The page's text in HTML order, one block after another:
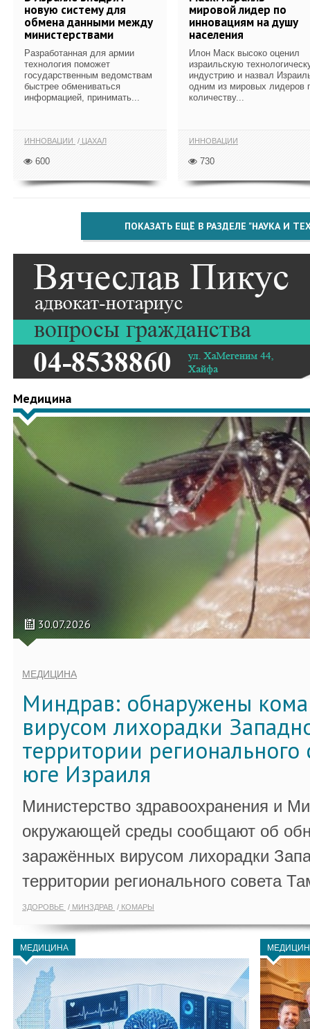
новую систему для
обмена данными между
министерствами
Разработанная для армии
технология поможет
государственным ведомствам
быстрее обмениваться
информацией, принимать...
ИННОВАЦИИ ЦАХАЛ
600
мировой лидер по
инновациям на душу
населения
Илон Маск высоко оценил
израильскую
индустрию и назвал
одним из мировых лидеров
количеству...
ИННОВАЦИИ
730
ПОКАЗАТЬ ЕЩЁ В РАЗДЕЛЕ "НАУКА И
Медицина
30.07.2026
МЕДИЦИНА
Миндрав: обнаружены
вирусом лихорадки
территории регионального
юге Израиля
Министерство здравоохранения и
окружающей среды сообщают об
заражённых вирусом лихорадки
территории регионального совета
ЗДОРОВЬЕ МИНЗДРАВ КОМАРЫ
МЕДИЦИНА